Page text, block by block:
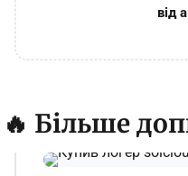
від
🔥 Більше